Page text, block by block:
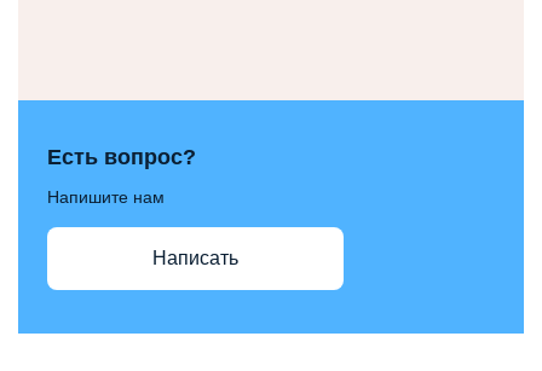
Есть вопрос?
Напишите нам
Написать